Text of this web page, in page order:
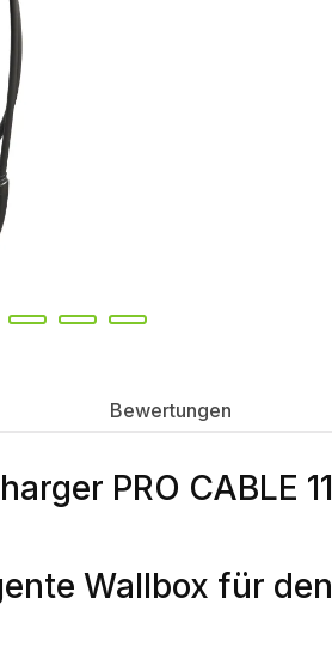
Bewertungen
PRO CABLE 11
Wallbox für den